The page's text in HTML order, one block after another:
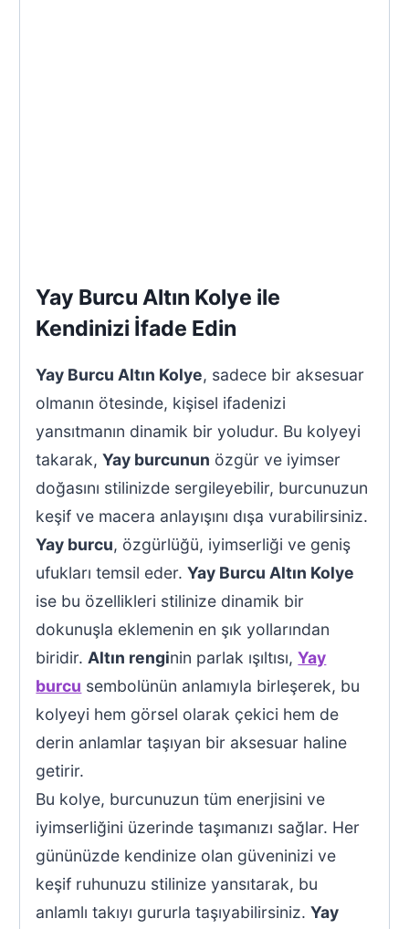
Yay Burcu Altın Kolye ile
Kendinizi İfade Edin
Yay Burcu Altın Kolye, sadece bir aksesuar
olmanın ötesinde, kişisel ifadenizi
yansıtmanın dinamik bir yoludur. Bu kolyeyi
takarak,Yay burcunun özgür ve iyimser
doğasını stilinizde sergileyebilir, burcunuzun
keşif ve macera anlayışını dışa vurabilirsiniz.
Yay burcu, özgürlüğü, iyimserliği ve geniş
ufukları temsil eder.Yay Burcu Altın Kolye
ise bu özellikleri stilinize dinamik bir
dokunuşla eklemenin en şık yollarından
biridir. Altın renginin parlak ışıltısı,Yay
burcu sembolünün anlamıyla birleşerek, bu
kolyeyi hem görsel olarak çekici hem de
derin anlamlar taşıyan bir aksesuar haline
getirir.
Bu kolye, burcunuzun tüm enerjisini ve
iyimserliğini üzerinde taşımanızı sağlar. Her
gününüzde kendinize olan güveninizi ve
keşif ruhunuzu stilinize yansıtarak, bu
anlamlı takıyı gururla taşıyabilirsiniz.Yay